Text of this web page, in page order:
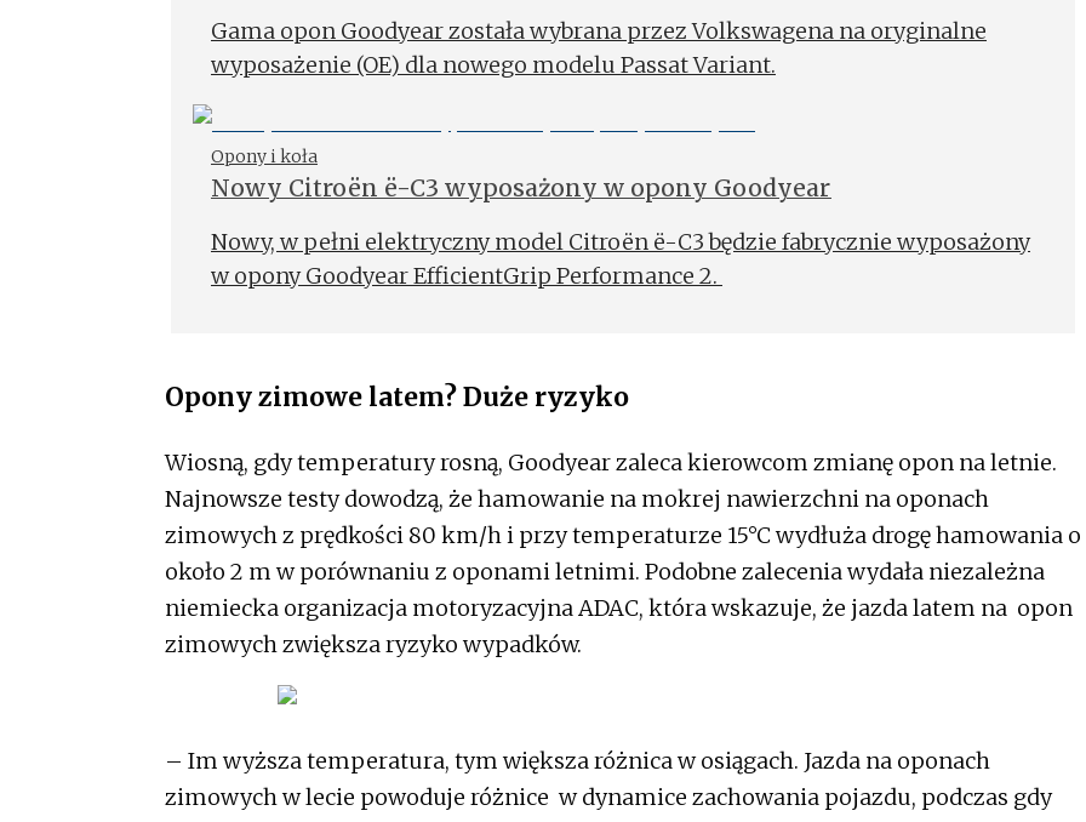
Gama opon Goodyear została wybrana przez Volkswagena na oryginalne
wyposażenie (OE) dla nowego modelu Passat Variant.
Opony i koła
Nowy Citroën ë-C3 wyposażony w opony Goodyear
Nowy, w pełni elektryczny model Citroën ë-C3 będzie fabrycznie wyposażony
w opony Goodyear EfficientGrip Performance 2.
Opony zimowe latem? Duże ryzyko
Wiosną, gdy temperatury rosną, Goodyear zaleca kierowcom zmianę opon na letnie.
Najnowsze testy dowodzą, że hamowanie na mokrej nawierzchni na oponach
zimowych z prędkości 80 km/h i przy temperaturze 15°C wydłuża drogę hamowania o
około 2 m w porównaniu z oponami letnimi. Podobne zalecenia wydała niezależna
niemiecka organizacja motoryzacyjna ADAC, która wskazuje, że jazda latem na opon
zimowych zwiększa ryzyko wypadków.
– Im wyższa temperatura, tym większa różnica w osiągach. Jazda na oponach
zimowych w lecie powoduje różnice w dynamice zachowania pojazdu, podczas gdy